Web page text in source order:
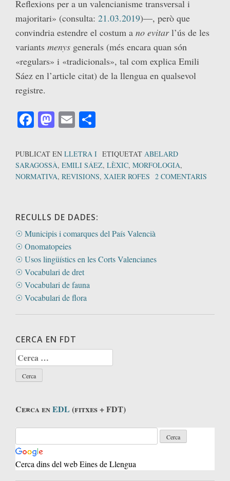
Reflexions per a un valencianisme transversal i
majoritari» (consulta: 21.03.2019)—, però que
convindria estendre el costum a no evitarl’ús de les
variants menys generals (més encara quan són
«regulars» i «tradicionals», tal com explica Emili
Sáez en l’article citat) de la llengua en qualsevol
registre.
Facebook
Mastodon
Email
PUBLICAT EN LLETRA I ETIQUETAT ABELARD
SARAGOSSÀ, EMILI SÁEZ, LÈXIC, MORFOLOGIA,
NORMATIVA, REVISIONS, XAIER ROFES 2 COMENTARIS
RECULLS DE DADES:
☉ Municipis i comarques del País Valencià
☉ Onomatopeies
☉ Usos lingüístics en les Corts Valencianes
☉ Vocabulari de dret
☉ Vocabulari de fauna
☉ Vocabulari de flora
CERCA EN FDT
Cerca:
Cerca enEDL (fitxes + FDT)
Cerca dins del web Eines de Llengua